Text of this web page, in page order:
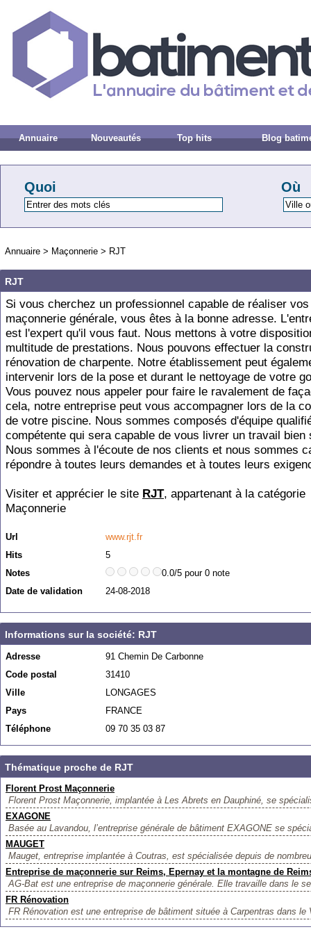
Annuaire Nouveautés Top hits Blog
Quoi Où
Annuaire > Maçonnerie > RJT
RJT
Si vous cherchez un professionnel capable de réaliser
maçonnerie générale, vous êtes à la bonne adresse.
est l'expert qu'il vous faut. Nous mettons à votre
multitude de prestations. Nous pouvons effectuer la
rénovation de charpente. Notre établissement peut
intervenir lors de la pose et durant le nettoyage de votre
Vous pouvez nous appeler pour faire le ravalement de
cela, notre entreprise peut vous accompagner lors de la
de votre piscine. Nous sommes composés d'équipe
compétente qui sera capable de vous livrer un travail bien
Nous sommes à l'écoute de nos clients et nous sommes
répondre à toutes leurs demandes et à toutes leurs
Visiter et apprécier le site RJT, appartenant à la catégorie
Maçonnerie
Url
www.rjt.fr
Hits
5
Notes
0.0/5 pour 0 note
Date de validation
24-08-2018
Informations sur la société: RJT
Adresse
91 Chemin De Carbonne
Code postal
31410
Ville
LONGAGES
Pays
FRANCE
Téléphone
09 70 35 03 87
Thématique proche de RJT
Florent Prost Maçonnerie
Florent Prost Maçonnerie, implantée à Les Abrets en Dauphiné, se
EXAGONE
Basée au Lavandou, l’entreprise générale de bâtiment EXAGONE se
MAUGET
Mauget, entreprise implantée à Coutras, est spécialisée depuis de
Entreprise de maçonnerie sur Reims, Epernay et la montagne de
AG-Bat est une entreprise de maçonnerie générale. Elle travaille dans le
FR Rénovation
FR Rénovation est une entreprise de bâtiment située à Carpentras dans